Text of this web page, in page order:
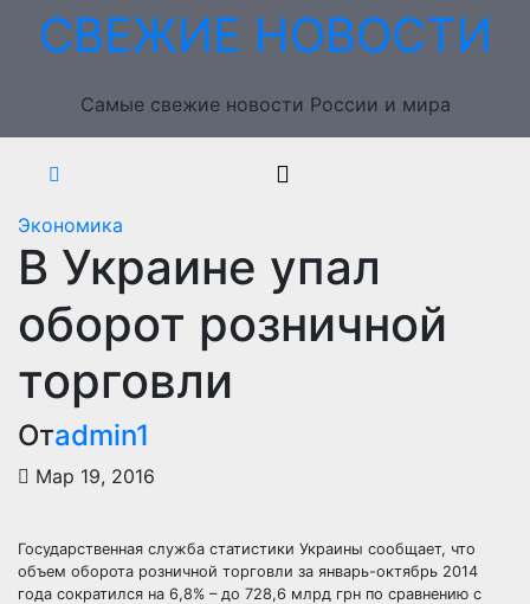
ПерейтиСВЕЖИЕ НОВОСТИ
Самые свежие новости России и мира
Экономика
В Украине упал
оборот розничной
торговли
Отadmin1
Мар 19, 2016
Государственная служба статистики Украины сообщает, что
объем оборота розничной торговли за январь-октябрь 2014
года сократился на 6,8% – до 728,6 млрд грн по сравнению с